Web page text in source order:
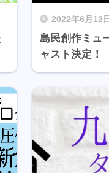
2022年6月12日
島民創作ミュ
ャスト決定！